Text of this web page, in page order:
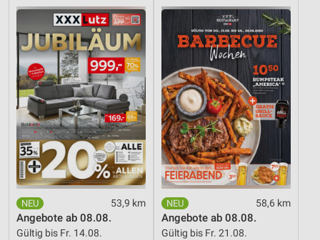
53,9 km
Angebote ab 08.08.
Gültig bis Fr. 14.08.
58,6 km
Angebote ab 08.08.
Gültig bis Fr. 21.08.